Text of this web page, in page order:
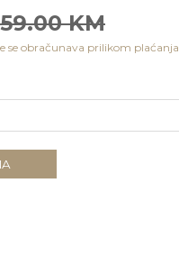
KM
se obračunava prilikom plaćanja.